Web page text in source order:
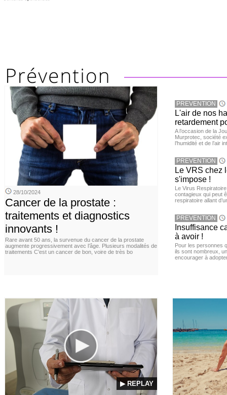
28/10/2024
Cancer de la prostate :
traitements et diagnostics
innovants !
Rare avant 50 ans, la survenue du cancer de la prostate
augmente progressivement avec l’âge. Plusieurs modalités de
traitements C’est un cancer de bon, voire de très bo
PREVENTION
L'air de nos
retardement
A l’occasion de la
Murprotec, société
l’humidité et de l’air
PREVENTION
Le VRS chez
s'impose !
Le Virus
contagieux qui peut
respiratoire allant
PREVENTION
Insuffisance
à avoir !
Pour les personnes
ils sont nombreux,
encourager à
▶ REPLAY